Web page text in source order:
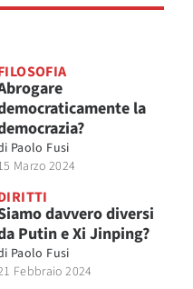
la
Paolo Fusi
Marzo 2024
davvero diversi
Putin e Xi Jinping?
Paolo Fusi
Febbraio 2024